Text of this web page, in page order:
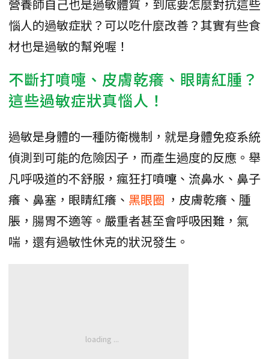
營養師自己也是過敏體質，到底要怎麼對抗這些
惱人的過敏症狀？可以吃什麼改善？其實有些食
材也是過敏的幫兇喔！
不斷打噴嚏、皮膚乾癢、眼睛紅腫？
這些過敏症狀真惱人！
過敏是身體的一種防衛機制，就是身體免疫系統
偵測到可能的危險因子，而產生過度的反應。舉
凡呼吸道的不舒服，瘋狂打噴嚏、流鼻水、鼻子
癢、鼻塞，眼睛紅癢、 黑眼圈 ，皮膚乾癢、腫
脹，腸胃不適等。嚴重者甚至會呼吸困難，氣
喘，還有過敏性休克的狀況發生。